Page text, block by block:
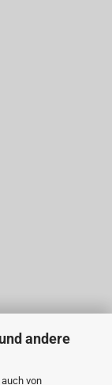
andere
von